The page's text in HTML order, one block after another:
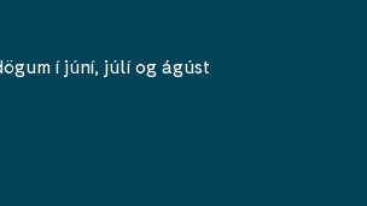
í júní, júlí og ágúst